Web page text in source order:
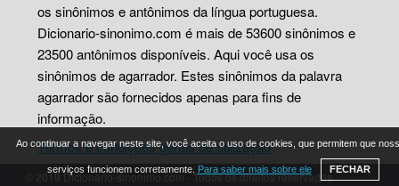
os sinônimos e antônimos da língua portuguesa.
Dicionario-sinonimo.com é mais de 53600 sinônimos e
23500 antônimos disponíveis. Aqui você usa os
sinônimos de agarrador. Estes sinônimos da palavra
agarrador são fornecidos apenas para fins de
informação.
Termos e condições gerais de utilização
Ao continuar a navegar neste site, você aceita o uso de cookies, que permitem que
serviços funcionem corretamente. Para saber mais sobre ele FECHAR
© 2019 Dicionario-sinonimo.com - Todos os direitos reservados.